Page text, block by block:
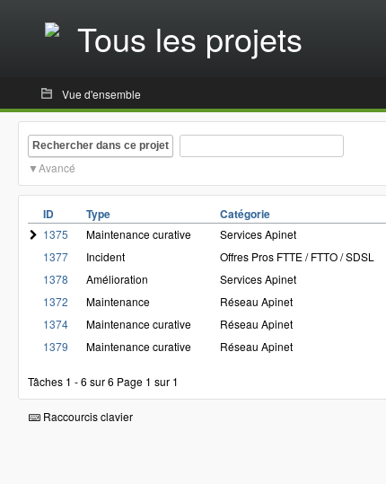
Tous les projets
Vue d'ensemble
Rechercher dans ce projet
Avancé
ID Type Catégorie
1375 Maintenance curative Services Apinet
1377 Incident Offres Pros FTTE / FTTO / SDSL
1378 Amélioration Services Apinet
1372 Maintenance Réseau Apinet
1374 Maintenance curative Réseau Apinet
1379 Maintenance curative Réseau Apinet
Tâches 1 - 6 sur 6 Page 1 sur 1
Raccourcis clavier